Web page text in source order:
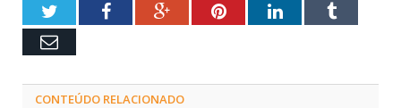
TwitterFacebookGoogle+PinterestLinkedInTumblr
Email
CONTEÚDO RELACIONADO